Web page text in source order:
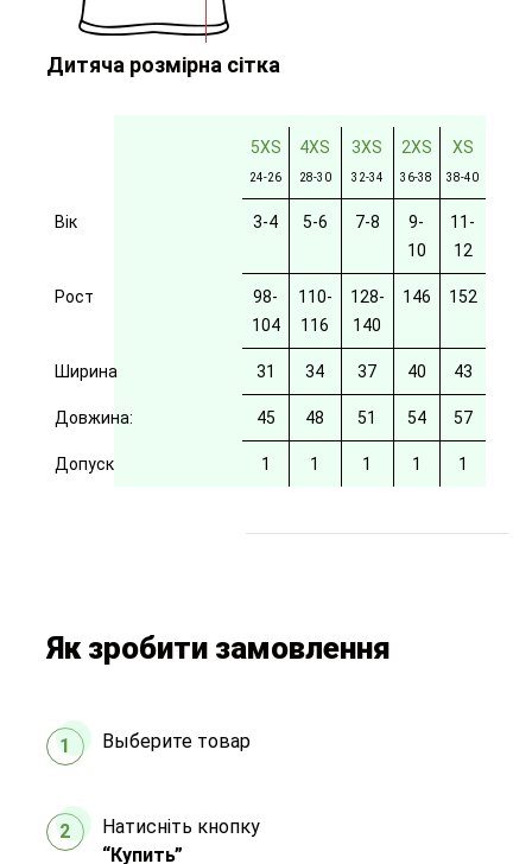
Дитяча розмірна сітка
5XS
24-26
4XS
28-30
3XS
32-34
2XS
36-38
XS
38-40
Вік 3-4 5-6 7-8
9-
10
11-
12
Рост
98-
104
110-
116
128-
140
146 152
Ширина 31 34 37 40 43
Довжина: 45 48 51 54 57
Допуск 1 1 1 1 1
Як зробити замовлення
1 Выберите товар
2
Натисніть кнопку
“Купить”